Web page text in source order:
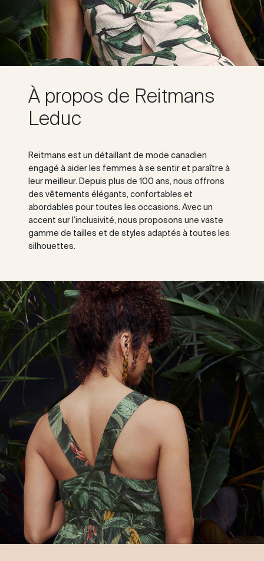
À propos de Reitmans
Leduc
Reitmans est un détaillant de mode canadien
engagé à aider les femmes à se sentir et paraître à
leur meilleur. Depuis plus de 100 ans, nous offrons
des vêtements élégants, confortables et
abordables pour toutes les occasions. Avec un
accent sur l’inclusivité, nous proposons une vaste
gamme de tailles et de styles adaptés à toutes les
silhouettes.